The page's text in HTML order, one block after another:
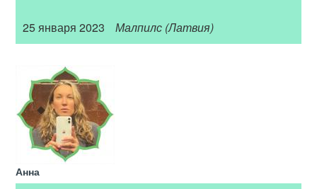
25 января 2023 Малпилс (Латвия)
Анна